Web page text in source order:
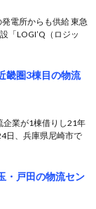
電所からも供給 東急
「LOGI’Q（ロジッ
畿圏3棟目の物流
企業が1棟借りし21年
日、兵庫県尼崎市で
・戸田の物流セン